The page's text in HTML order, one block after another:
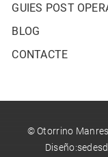
GUIES POST
BLOG
CONTACTE
© Otorrino